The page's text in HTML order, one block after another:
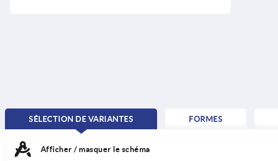
SÉLECTION DE VARIANTES
CURRENT
FORMES
Afficher / masquer le schéma